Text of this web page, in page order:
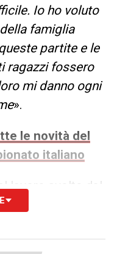
Io ho voluto
famiglia
partite e le
ragazzi fossero
mi danno ogni
».
le novità del
italiano
lavoro svolto dal
successo della
le selezioni